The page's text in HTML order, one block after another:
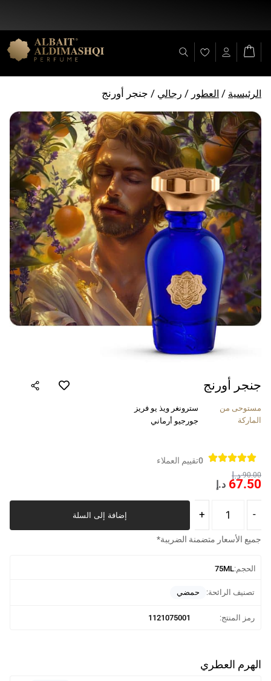
الرئيسية / العطور / رجالي / جنجر أورنج
جنجر أورنج
مستوحى من
سترونغر ويذ يو فريز
الماركة
جورجيو أرماني
0تقييم العملاء
90.00 د.إ
67.50 د.إ
إضافة إلى السلة
جميع الأسعار متضمنة الضريبة*
الحجم:75ML
تصنيف الرائحة: حمضي
رمز المنتج: 1121075001
الهرم العطري